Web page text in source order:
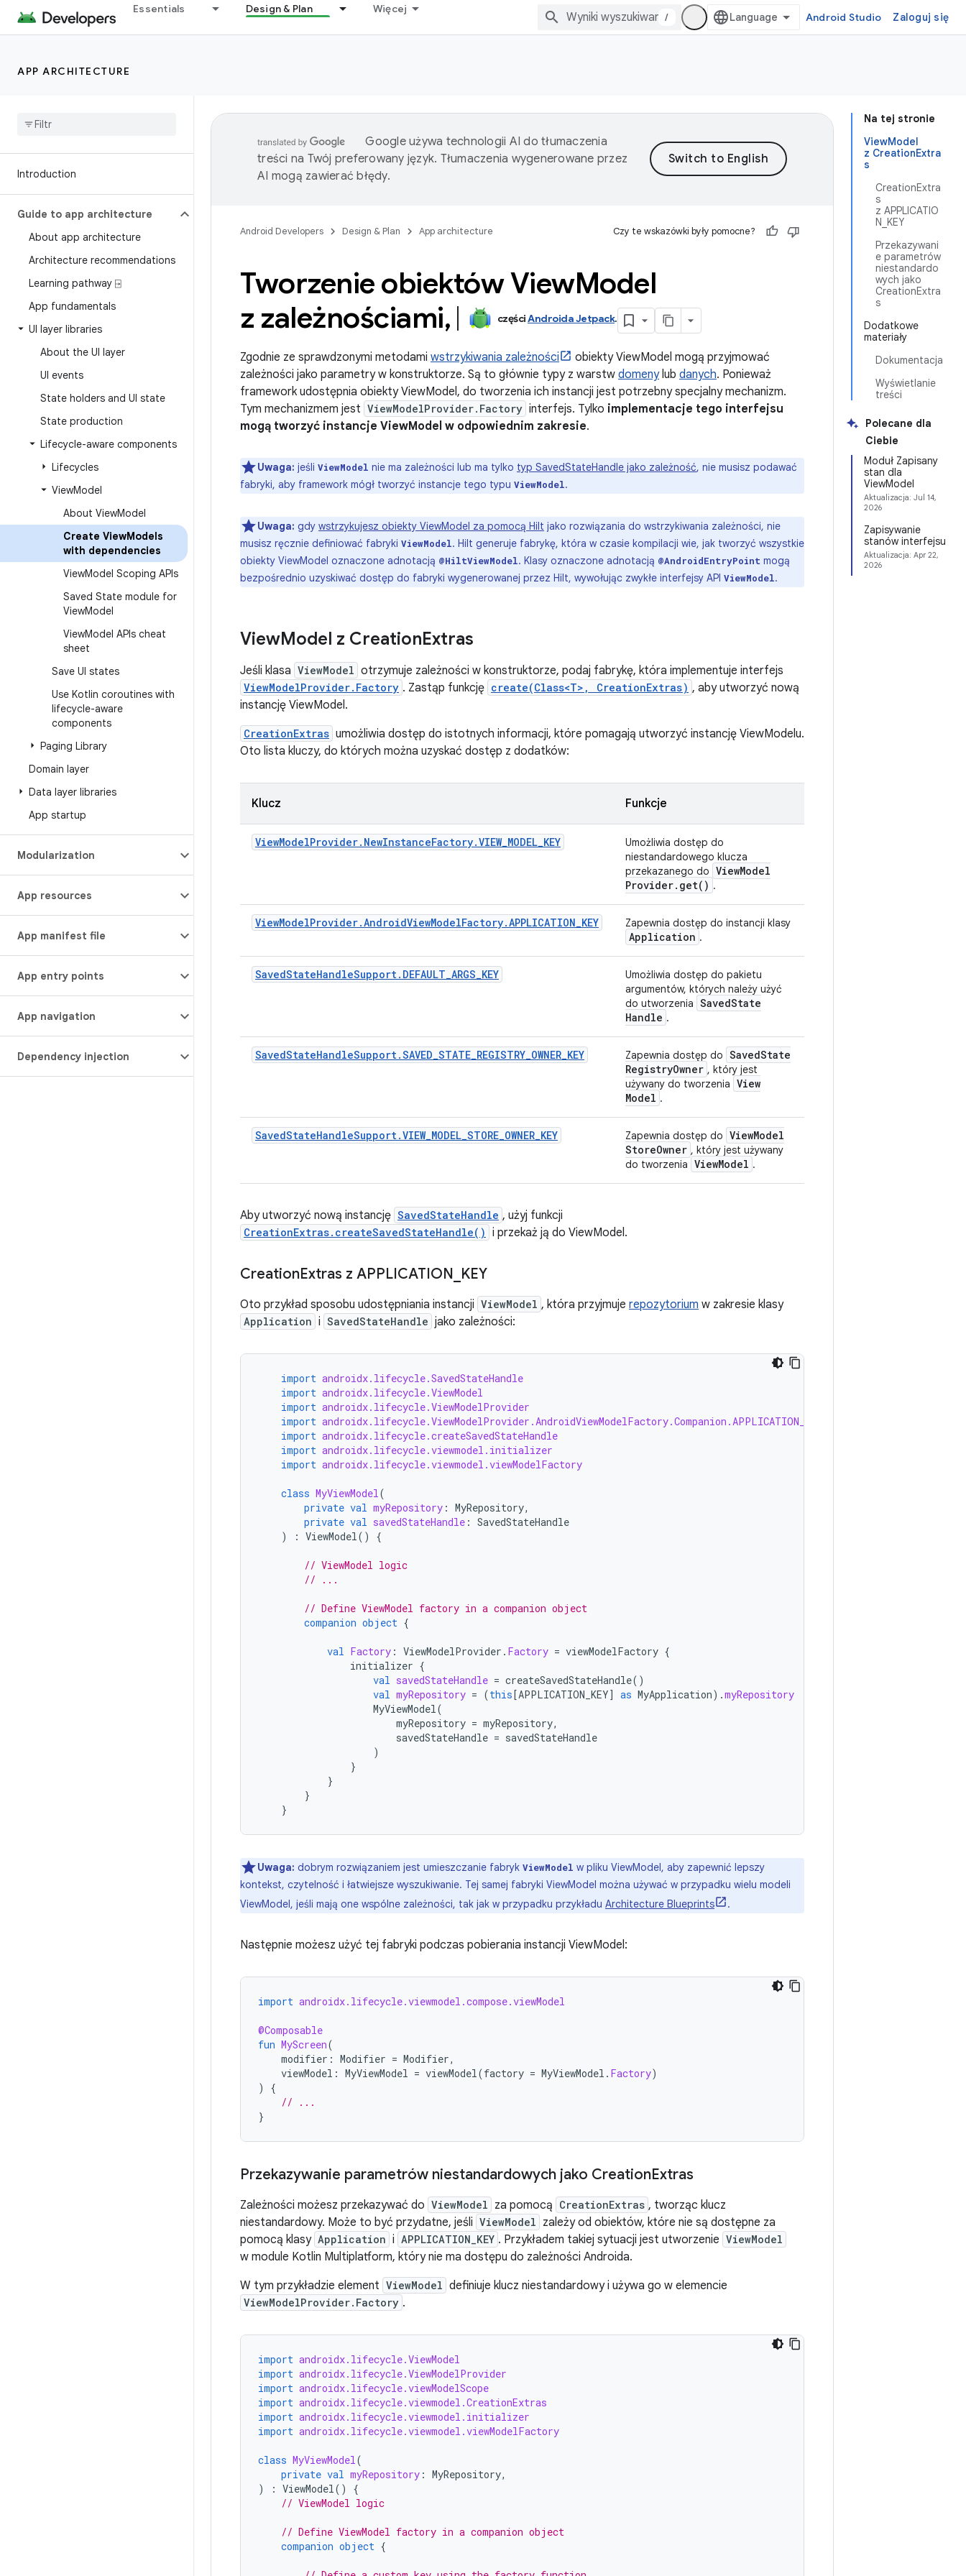
Essentials Design & Plan Więcej
/ Android Studio Zaloguj się
APP ARCHITECTURE
Introduction
Guide to app architecture
About app architecture
Architecture recommendations
Learning pathway ⍈
App fundamentals
UI layer libraries
About the UI layer
UI events
State holders and UI state
State production
Lifecycle-aware components
Lifecycles
ViewModel
About ViewModel
Create ViewModels
with dependencies
ViewModel Scoping APIs
Saved State module for
ViewModel
ViewModel APIs cheat
sheet
Save UI states
Use Kotlin coroutines with
lifecycle-aware
components
Paging Library
Domain layer
Data layer libraries
App startup
Modularization
App resources
App manifest file
App entry points
App navigation
Dependency injection
Na tej stronie
ViewModel
z CreationExtra
s
CreationExtra
s
z APPLICATIO
N_KEY
Przekazywani
e parametrów
niestandardo
wych jako
CreationExtra
s
Dodatkowe
materiały
Dokumentacja
Wyświetlanie
treści
Polecane dla
Ciebie
Moduł Zapisany
stan dla
ViewModel
Aktualizacja: Jul 14,
2026
Zapisywanie
stanów interfejsu
Aktualizacja: Apr 22,
2026
Google używa technologii AI do tłumaczenia
treści na Twój preferowany język. Tłumaczenia wygenerowane przez
AI mogą zawierać błędy.
Android Developers Design & Plan App architecture Czy te wskazówki były pomocne?
Tworzenie obiektów ViewModel
z zależnościami, częściAndroida Jetpack.
Zgodnie ze sprawdzonymi metodami wstrzykiwania zależności
obiekty ViewModel mogą przyjmować
zależności jako parametry w konstruktorze. Są to głównie typy z warstw domenylub danych. Ponieważ
framework udostępnia obiekty ViewModel, do tworzenia ich instancji jest potrzebny specjalny mechanizm.
Tym mechanizmem jest ViewModelProvider.Factory interfejs. Tylko implementacje tego interfejsu
mogą tworzyć instancje ViewModel w odpowiednim zakresie.
Uwaga: jeśli ViewModel nie ma zależności lub ma tylko typ SavedStateHandle jako zależność, nie musisz podawać
fabryki, aby framework mógł tworzyć instancje tego typu ViewModel.
Uwaga: gdy wstrzykujesz obiekty ViewModel za pomocą Hilt jako rozwiązania do wstrzykiwania zależności, nie
musisz ręcznie definiować fabryki ViewModel. Hilt generuje fabrykę, która w czasie kompilacji wie, jak tworzyć wszystkie
obiekty ViewModel oznaczone adnotacją @HiltViewModel. Klasy oznaczone adnotacją @AndroidEntryPoint mogą
bezpośrednio uzyskiwać dostęp do fabryki wygenerowanej przez Hilt, wywołując zwykłe interfejsy API ViewModel.
ViewModel z CreationExtras
Jeśli klasa ViewModel otrzymuje zależności w konstruktorze, podaj fabrykę, która implementuje interfejs
ViewModelProvider.Factory . Zastąp funkcję create(Class<T>, CreationExtras) , aby utworzyć nową
instancję ViewModel.
CreationExtras umożliwia dostęp do istotnych informacji, które pomagają utworzyć instancję ViewModelu.
Oto lista kluczy, do których można uzyskać dostęp z dodatków:
Klucz Funkcje
ViewModelProvider.NewInstanceFactory.VIEW_MODEL_KEY
Umożliwia dostęp do
niestandardowego klucza
przekazanego do ViewModel
Provider. get( ) .
ViewModelProvider.AndroidViewModelFactory.APPLICATION_KEY Zapewnia dostęp do instancji klasy
Application .
SavedStateHandleSupport.DEFAULT_ARGS_KEY
Umożliwia dostęp do pakietu
argumentów, których należy użyć
do utworzenia SavedState
Handle .
SavedStateHandleSupport.SAVED_STATE_REGISTRY_OWNER_KEY Zapewnia dostęp do SavedState
RegistryOwner , który jest
używany do tworzenia View
Model .
SavedStateHandleSupport.VIEW_MODEL_STORE_OWNER_KEY Zapewnia dostęp do ViewModel
StoreOwner , który jest używany
do tworzenia ViewModel .
Aby utworzyć nową instancję SavedStateHandle , użyj funkcji
CreationExtras.createSavedStateHandle() i przekaż ją do ViewModel.
CreationExtras z APPLICATION KEY
Oto przykład sposobu udostępniania instancji ViewModel , która przyjmuje repozytorium w zakresie klasy
Application i SavedStateHandle jako zależności:
import androidx.lifecycle.SavedStateHandle
import androidx.lifecycle.ViewModel
import androidx.lifecycle.ViewModelProvider
import androidx.lifecycle.ViewModelProvider.AndroidViewModelFactory.Companion.APPLICATION_KEY
import androidx.lifecycle.createSavedStateHandle
import androidx.lifecycle.viewmodel.initializer
import androidx.lifecycle.viewmodel.viewModelFactory
class MyViewModel(
private val myRepository : MyRepository,
private val savedStateHandle : SavedStateHandle
)
: ViewModel() {
// ViewModel logic
// ...
// Define ViewModel factory in a companion object
companion object {
val Factory : ViewModelProvider . Factory = viewModelFactory {
initializer {
val savedStateHandle = createSavedStateHandle()
val myRepository = (this[APPLICATION_KEY] as MyApplication).myRepository
MyViewModel(
myRepository = myRepository,
savedStateHandle = savedStateHandle
)
}
}
}
}
Uwaga: dobrym rozwiązaniem jest umieszczanie fabryk ViewModel w pliku ViewModel, aby zapewnić lepszy
kontekst, czytelność i łatwiejsze wyszukiwanie. Tej samej fabryki ViewModel można używać w przypadku wielu modeli
ViewModel, jeśli mają one wspólne zależności, tak jak w przypadku przykładu Architecture Blueprints .
Następnie możesz użyć tej fabryki podczas pobierania instancji ViewModel:
import androidx.lifecycle.viewmodel.compose.viewModel
@Composable
fun MyScreen(
modifier : Modifier = Modifier,
viewModel : MyViewModel = viewModel(factory = MyViewModel . Factory)
)
{
// ...
}
Przekazywanie parametrów niestandardowych jako CreationExtras
Zależności możesz przekazywać do ViewModel za pomocą CreationExtras , tworząc klucz
niestandardowy. Może to być przydatne, jeśli ViewModel zależy od obiektów, które nie są dostępne za
pomocą klasy Application i APPLICATION_KEY . Przykładem takiej sytuacji jest utworzenie ViewModel
w module Kotlin Multiplatform, który nie ma dostępu do zależności Androida.
W tym przykładzie element ViewModel definiuje klucz niestandardowy i używa go w elemencie
ViewModelProvider.Factory .
import androidx.lifecycle.ViewModel
import androidx.lifecycle.ViewModelProvider
import androidx.lifecycle.viewModelScope
import androidx.lifecycle.viewmodel.CreationExtras
import androidx.lifecycle.viewmodel.initializer
import androidx.lifecycle.viewmodel.viewModelFactory
class MyViewModel(
private val myRepository : MyRepository,
)
: ViewModel()
{
// ViewModel logic
// Define ViewModel factory in a companion object
companion object {